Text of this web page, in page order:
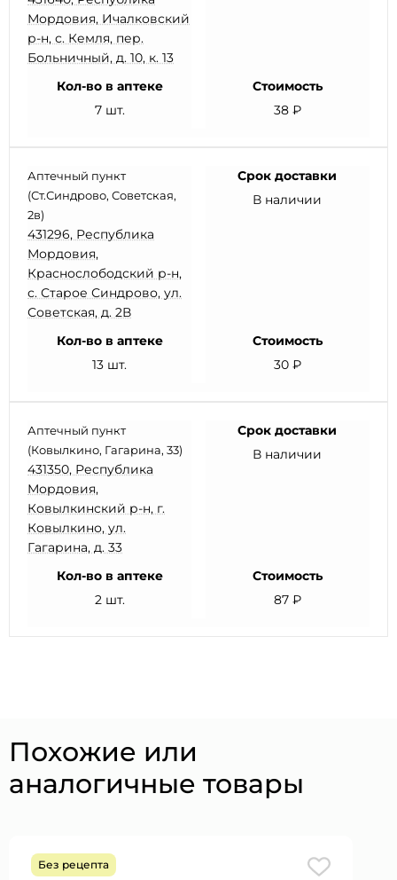
Мордовия, Ичалковский
р-н, с. Кемля, пер.
Больничный, д. 10, к. 13
Кол-во в аптеке
7 шт.
Стоимость
38 ₽
Аптечный пункт
(Ст.Синдрово, Советская,
2в)
431296, Республика
Мордовия,
Краснослободский р-н,
с. Старое Синдрово, ул.
Советская, д. 2В
Срок доставки
В наличии
Кол-во в аптеке
13 шт.
Стоимость
30 ₽
Аптечный пункт
(Ковылкино, Гагарина, 33)
431350, Республика
Мордовия,
Ковылкинский р-н, г.
Ковылкино, ул.
Гагарина, д. 33
Срок доставки
В наличии
Кол-во в аптеке
2 шт.
Стоимость
87 ₽
Похожие или
аналогичные товары
Без рецепта